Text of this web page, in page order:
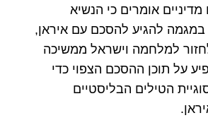
אומרים כי הנשיא
להגיע להסכם עם איראן,
למלחמה וישראל ממשיכה
על תוכן ההסכם הצפוי כדי
הטילים הבליסטיים